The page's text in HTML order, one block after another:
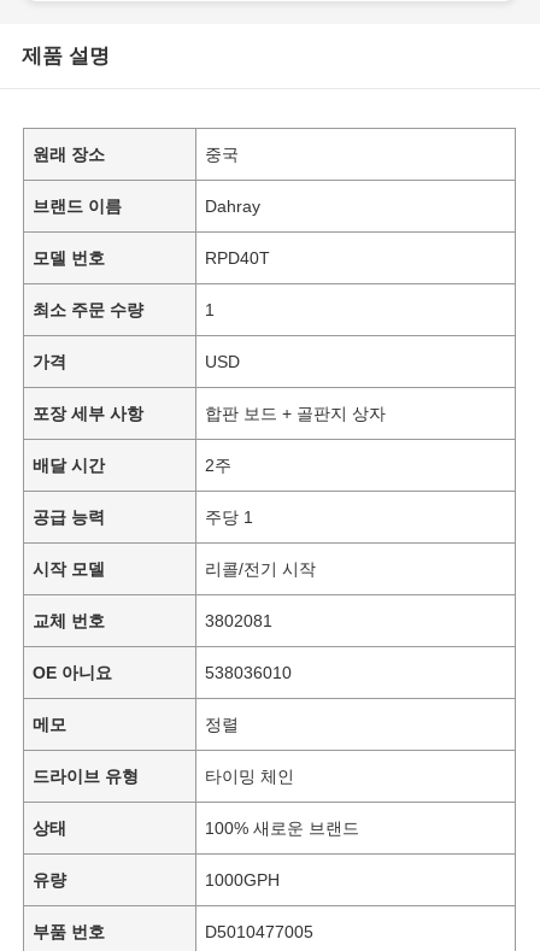
제품 설명
원래 장소 중국
브랜드 이름 Dahray
모델 번호 RPD40T
최소 주문 수량 1
가격 USD
포장 세부 사항 합판 보드 + 골판지 상자
배달 시간 2주
공급 능력 주당 1
시작 모델 리콜/전기 시작
교체 번호 3802081
OE 아니요 538036010
메모 정렬
드라이브 유형 타이밍 체인
상태 100% 새로운 브랜드
유량 1000GPH
부품 번호 D5010477005